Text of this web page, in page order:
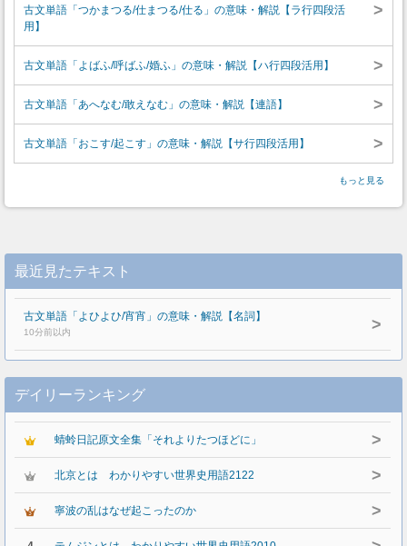
古文単語「つかまつる/仕まつる/仕る」の意味・解説【ラ行四段活
用】
>
古文単語「よばふ/呼ばふ/婚ふ」の意味・解説【ハ行四段活用】 >
古文単語「あへなむ/敢えなむ」の意味・解説【連語】 >
古文単語「おこす/起こす」の意味・解説【サ行四段活用】 >
もっと見る
最近見たテキスト
古文単語「よひよひ/宵宵」の意味・解説【名詞】
10分前以内 >
デイリーランキング
蜻蛉日記原文全集「それよりたつほどに」 >
北京とは わかりやすい世界史用語2122 >
寧波の乱はなぜ起こったのか >